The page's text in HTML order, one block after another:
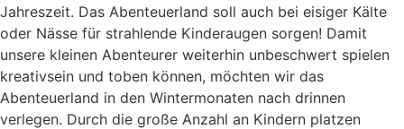
Jahreszeit. Das Abenteuerland soll auch bei eisiger Kälte
oder Nässe für strahlende Kinderaugen sorgen! Damit
unsere kleinen Abenteurer weiterhin unbeschwert spielen
kreativsein und toben können, möchten wir das
Abenteuerland in den Wintermonaten nach drinnen
verlegen. Durch die große Anzahl an Kindern platzen